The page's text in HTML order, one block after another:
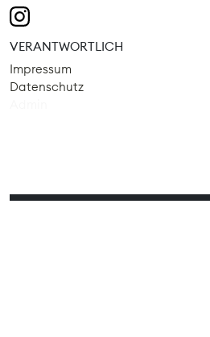
VERANTWORTLICH
Impressum
Datenschutz